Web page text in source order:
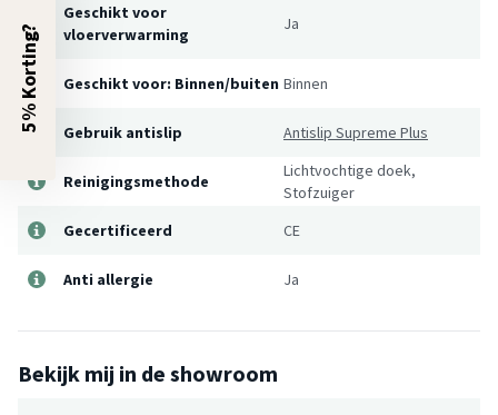
Geschikt voor
vloerverwarming
Ja
Geschikt voor: Binnen/buiten Binnen
Gebruik antislip Antislip Supreme Plus
Reinigingsmethode
Lichtvochtige doek,
Stofzuiger
Gecertificeerd
CE
Anti allergie Ja
Bekijk mij in de showroom
5% Korting?